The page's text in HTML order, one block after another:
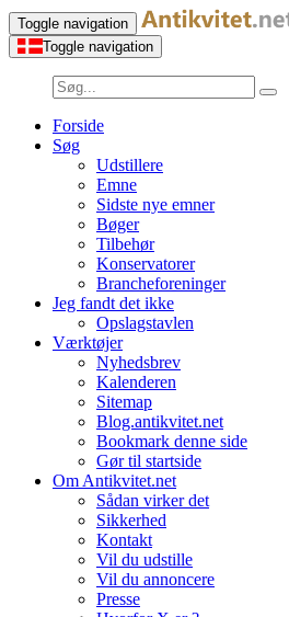
Toggle navigation
Toggle navigation
Forside
Søg
Udstillere
Emne
Sidste nye emner
Bøger
Tilbehør
Konservatorer
Brancheforeninger
Jeg fandt det ikke
Opslagstavlen
Værktøjer
Nyhedsbrev
Kalenderen
Sitemap
Blog.antikvitet.net
Bookmark denne side
Gør til startside
Om Antikvitet.net
Sådan virker det
Sikkerhed
Kontakt
Vil du udstille
Vil du annoncere
Presse